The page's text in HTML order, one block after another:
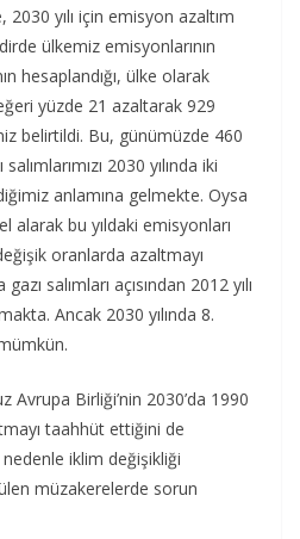
2030 yılı için emisyon azaltım
ülkemiz emisyonlarının
hesaplandığı, ülke olarak
yüzde 21 azaltarak 929
belirtildi. Bu, günümüzde 460
2030 yılında iki
anlamına gelmekte. Oysa
alarak bu yıldaki emisyonları
oranlarda azaltmayı
salımları açısından 2012 yılı
Ancak 2030 yılında 8.
Avrupa Birliği’nin 2030’da 1990
taahhüt ettiğini de
iklim değişikliği
müzakerelerde sorun